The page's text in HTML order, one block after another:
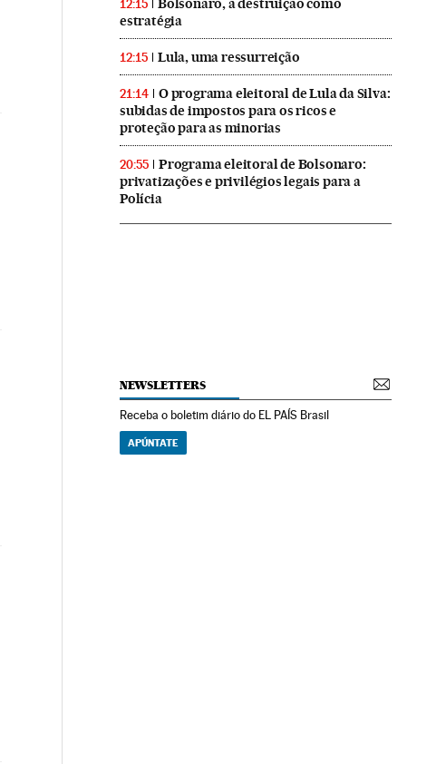
12:15
Bolsonaro, a destruição como
estratégia
12:15 Lula, uma ressurreição
21:14
O programa eleitoral de Lula da Silva:
subidas de impostos para os ricos e
proteção para as minorias
20:55
Programa eleitoral de Bolsonaro:
privatizações e privilégios legais para a
Polícia
NEWSLETTERS
Receba o boletim diário do EL PAÍS Brasil
APÚNTATE